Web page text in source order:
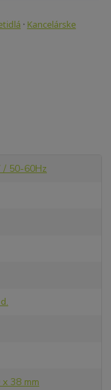
· Kancelárske
/ 50-60Hz
38 mm